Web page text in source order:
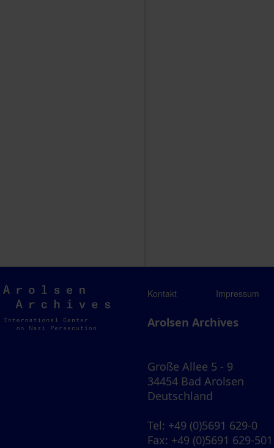
Arolsen
Archives
Kontakt Impressum
Arolsen Archives
Große Allee 5 - 9
34454 Bad Arolsen
Deutschland
Tel: +49 (0)5691 629-0
Fax: +49 (0)5691 629-501